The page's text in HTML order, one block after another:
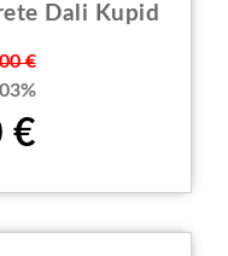
Dali Kupid
€
€